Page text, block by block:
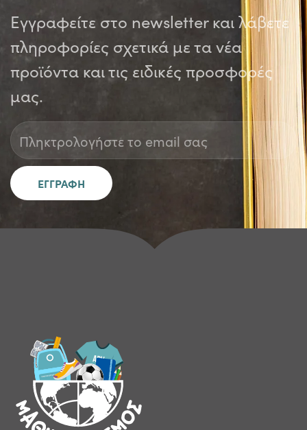
Εγγραφείτε στο newsletter και λάβετε
πληροφορίες σχετικά με τα νέα
προϊόντα και τις ειδικές προσφορές
μας.